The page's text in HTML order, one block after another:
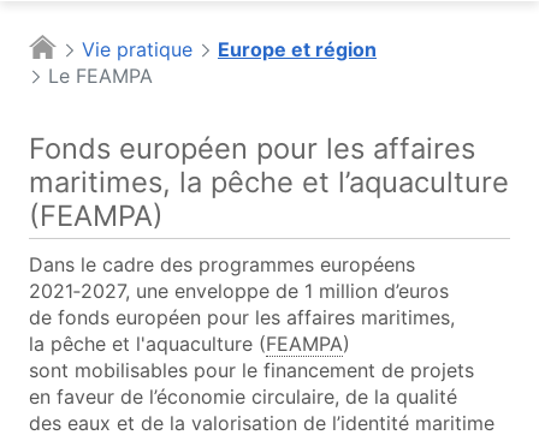
Offres d'emploi
Les infosPortail cartographique
Vie pratique
Europe et région
Le FEAMPA
Fonds européen pour les affaires
maritimes, la pêche et l’aquaculture
(FEAMPA)
Dans le cadre des programmes européens
2021‑2027, une enveloppe de 1 million d’euros
de fonds européen pour les affaires maritimes,
la pêche et l'aquaculture (FEAMPA)
sont mobilisables pour le financement de projets
en faveur de l’économie circulaire, de la qualité
des eaux et de la valorisation de l’identité maritime